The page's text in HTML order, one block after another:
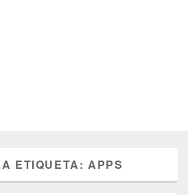
ETIQUETA:APPS